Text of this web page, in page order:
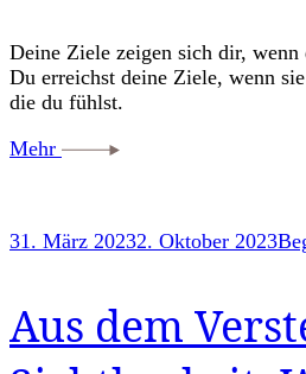
Deine Ziele zeigen sich dir, wenn
Du erreichst deine Ziele, wenn
die du fühlst.
Mehr
31. März 20232. Oktober 2023
Aus dem